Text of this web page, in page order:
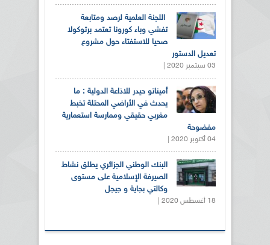
اللجنة العلمية لرصد ومتابعة
تفشي وباء كورونا تعتمد برتوكولا
صحيا للاستفتاء حول مشروع
تعديل الدستور
03 سبتمبر 2020 |
أميناتو حيدر للاذاعة الدولية : ما
يحدث في الأراضي المحتلة تخبط
مغربي حقيقي وممارسة استعمارية
مفضوحة
04 أكتوبر 2020 |
البنك الوطني الجزائري يطلق نشاط
الصيرفة الإسلامية على مستوى
وكالتي بجاية و جيجل
18 أغسطس 2020 |